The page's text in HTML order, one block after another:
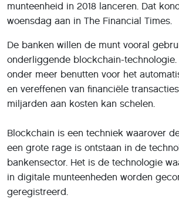
munteenheid in 2018 lanceren. Dat
woensdag aan in The Financial Times.
De banken willen de munt vooral
onderliggende blockchain-technologie.
onder meer benutten voor het
en vereffenen van financiële
miljarden aan kosten kan schelen.
Blockchain is een techniek waarover
een grote rage is ontstaan in de
bankensector. Het is de technologie
in digitale munteenheden worden
geregistreerd.